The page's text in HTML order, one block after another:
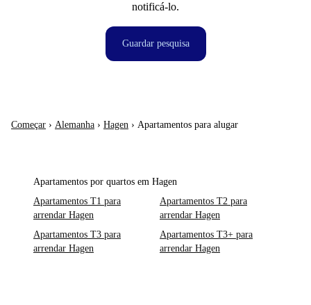
notificá-lo.
Guardar pesquisa
Começar › Alemanha › Hagen › Apartamentos para alugar
Apartamentos por quartos em Hagen
Apartamentos T1 para
arrendar Hagen
Apartamentos T2 para
arrendar Hagen
Apartamentos T3 para
arrendar Hagen
Apartamentos T3+ para
arrendar Hagen